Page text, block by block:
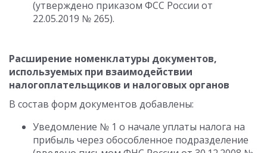
(утверждено приказом ФСС России от
22.05.2019 № 265).
Расширение номенклатуры документов,
используемых при взаимодействии
налогоплательщиков и налоговых органов
В состав форм документов добавлены:
Уведомление № 1 о начале уплаты налога на
прибыль через обособленное подразделение